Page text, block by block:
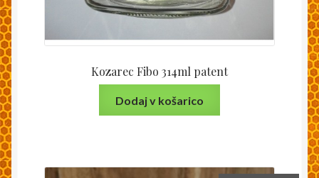
Kozarec Fibo 314ml patent
Dodaj v košarico